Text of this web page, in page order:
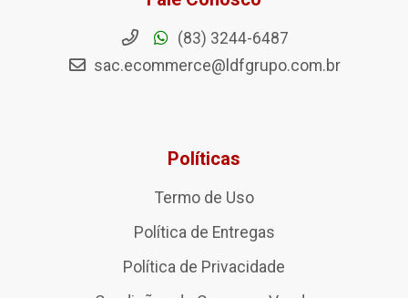
(83) 3244-6487
sac.ecommerce@ldfgrupo.com.br
Políticas
Termo de Uso
Política de Entregas
Política de Privacidade